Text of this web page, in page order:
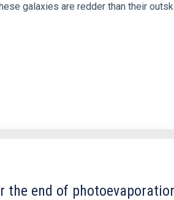
galaxies are redder than their
the end of